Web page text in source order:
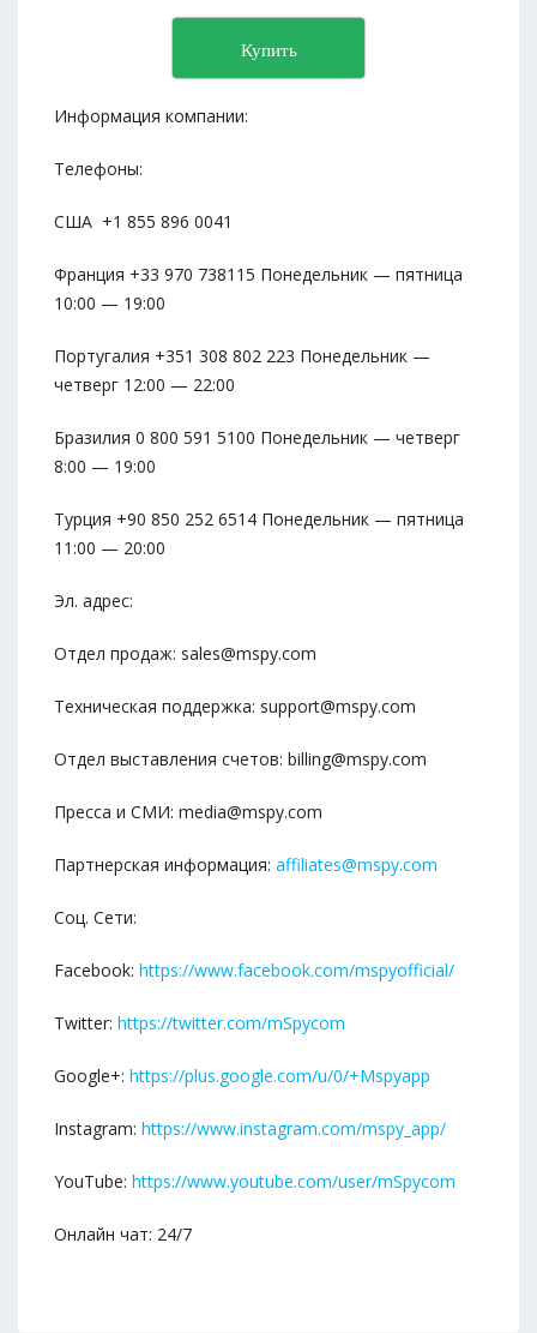
Купить
Информация компании:
Телефоны:
США +1 855 896 0041
Франция +33 970 738115 Понедельник — пятница
10:00 — 19:00
Португалия +351 308 802 223 Понедельник —
четверг 12:00 — 22:00
Бразилия 0 800 591 5100 Понедельник — четверг
8:00 — 19:00
Турция +90 850 252 6514 Понедельник — пятница
11:00 — 20:00
Эл. адрес:
Отдел продаж: sales@mspy.com
Техническая поддержка: support@mspy.com
Отдел выставления счетов: billing@mspy.com
Пресса и СМИ: media@mspy.com
Партнерская информация: affiliates@mspy.com
Соц. Сети:
Facebook: https://www.facebook.com/mspyofficial/
Twitter: https://twitter.com/mSpycom
Google+: https://plus.google.com/u/0/+Mspyapp
Instagram: https://www.instagram.com/mspy_app/
YouTube: https://www.youtube.com/user/mSpycom
Онлайн чат: 24/7